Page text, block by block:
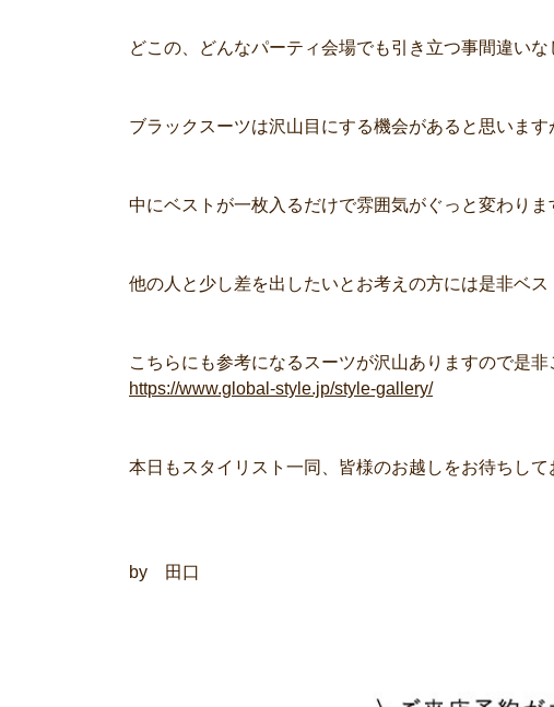
どこの、どんなパーティ会場でも引き立つ事間違いな
ブラックスーツは沢山目にする機会があると思います
中にベストが一枚入るだけで雰囲気がぐっと変わりま
他の人と少し差を出したいとお考えの方には是非ベ
こちらにも参考になるスーツが沢山ありますので是非
https://www.global-style.jp/style-gallery/
本日もスタイリスト一同、皆様のお越しをお待ちして
by 田口